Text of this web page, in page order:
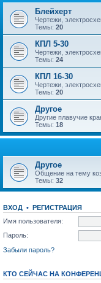
Блейхерт
Чертежи,
Темы: 20
КПЛ 5-30
Чертежи,
Темы: 24
КПЛ 16-30
Чертежи,
Темы: 20
Другое
Другие плавучие
Темы: 18
Другое
Общение на тему
Темы: 32
ВХОД • РЕГИСТРАЦИЯ
Имя пользователя:
Пароль:
Забыли пароль?
КТО СЕЙЧАС НА